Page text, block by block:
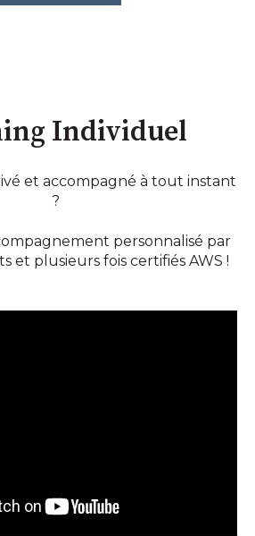
Individuel
et accompagné à tout instant
?
personnalisé par
et plusieurs fois certifiés AWS !